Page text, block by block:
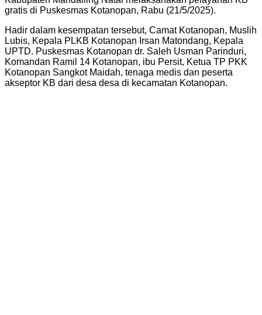
gratis di Puskesmas Kotanopan, Rabu (21/5/2025).
Hadir dalam kesempatan tersebut, Camat Kotanopan, Muslih
Lubis, Kepala PLKB Kotanopan Irsan Matondang, Kepala
UPTD. Puskesmas Kotanopan dr. Saleh Usman Parinduri,
Komandan Ramil 14 Kotanopan, ibu Persit, Ketua TP PKK
Kotanopan Sangkot Maidah, tenaga medis dan peserta
akseptor KB dari desa desa di kecamatan Kotanopan.